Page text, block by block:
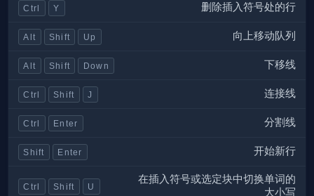
Ctrl Y 删除插入符号处的行
Alt Shift Up 向上移动队列
Alt Shift Down 下移线
Ctrl Shift J 连接线
Ctrl Enter 分割线
Shift Enter 开始新行
Ctrl Shift U
在插入符号或选定块中切换单词的
大小写